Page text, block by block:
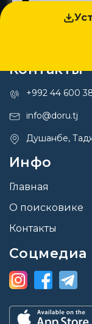
Контакты
+992 44 600
info@doru.tj
Душанбе,
Инфо
Главная
О поисковике
Контакты
Соцмедиа